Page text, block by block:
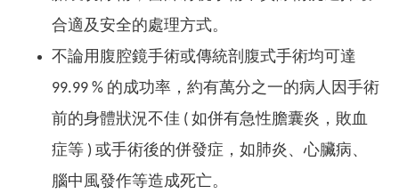
合適及安全的處理方式。
不論用腹腔鏡手術或傳統剖腹式手術均可達
99.99 % 的成功率，約有萬分之一的病人因手術
前的身體狀況不佳 ( 如併有急性膽囊炎，敗血
症等 ) 或手術後的併發症，如肺炎、心臟病、
腦中風發作等造成死亡。